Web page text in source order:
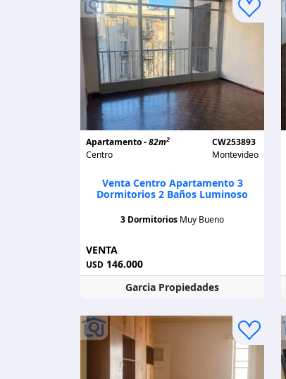
Apartamento -82m2
Centro
CW253893
Montevideo
Venta Centro Apartamento 3
Dormitorios 2 Baños Luminoso
3 Dormitorios Muy Bueno
VENTA
USD 146.000
Garcia Propiedades